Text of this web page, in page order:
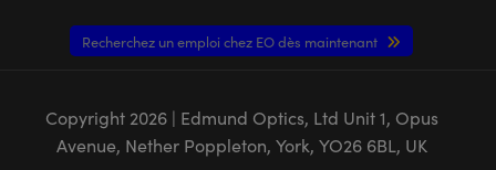
Recherchez un emploi chez EO dès maintenant
Copyright 2026| Edmund Optics, Ltd Unit 1, Opus
Avenue, Nether Poppleton, York, YO26 6BL, UK